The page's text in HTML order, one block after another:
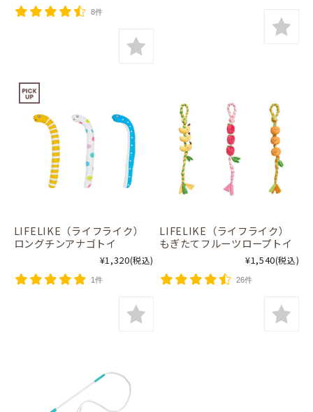
8件
LIFELIKE（ライフライク）
ロングチンアナゴトイ
¥1,320(税込)
1件
LIFELIKE（ライフライク）
もぎたてフルーツロープトイ
¥1,540(税込)
26件